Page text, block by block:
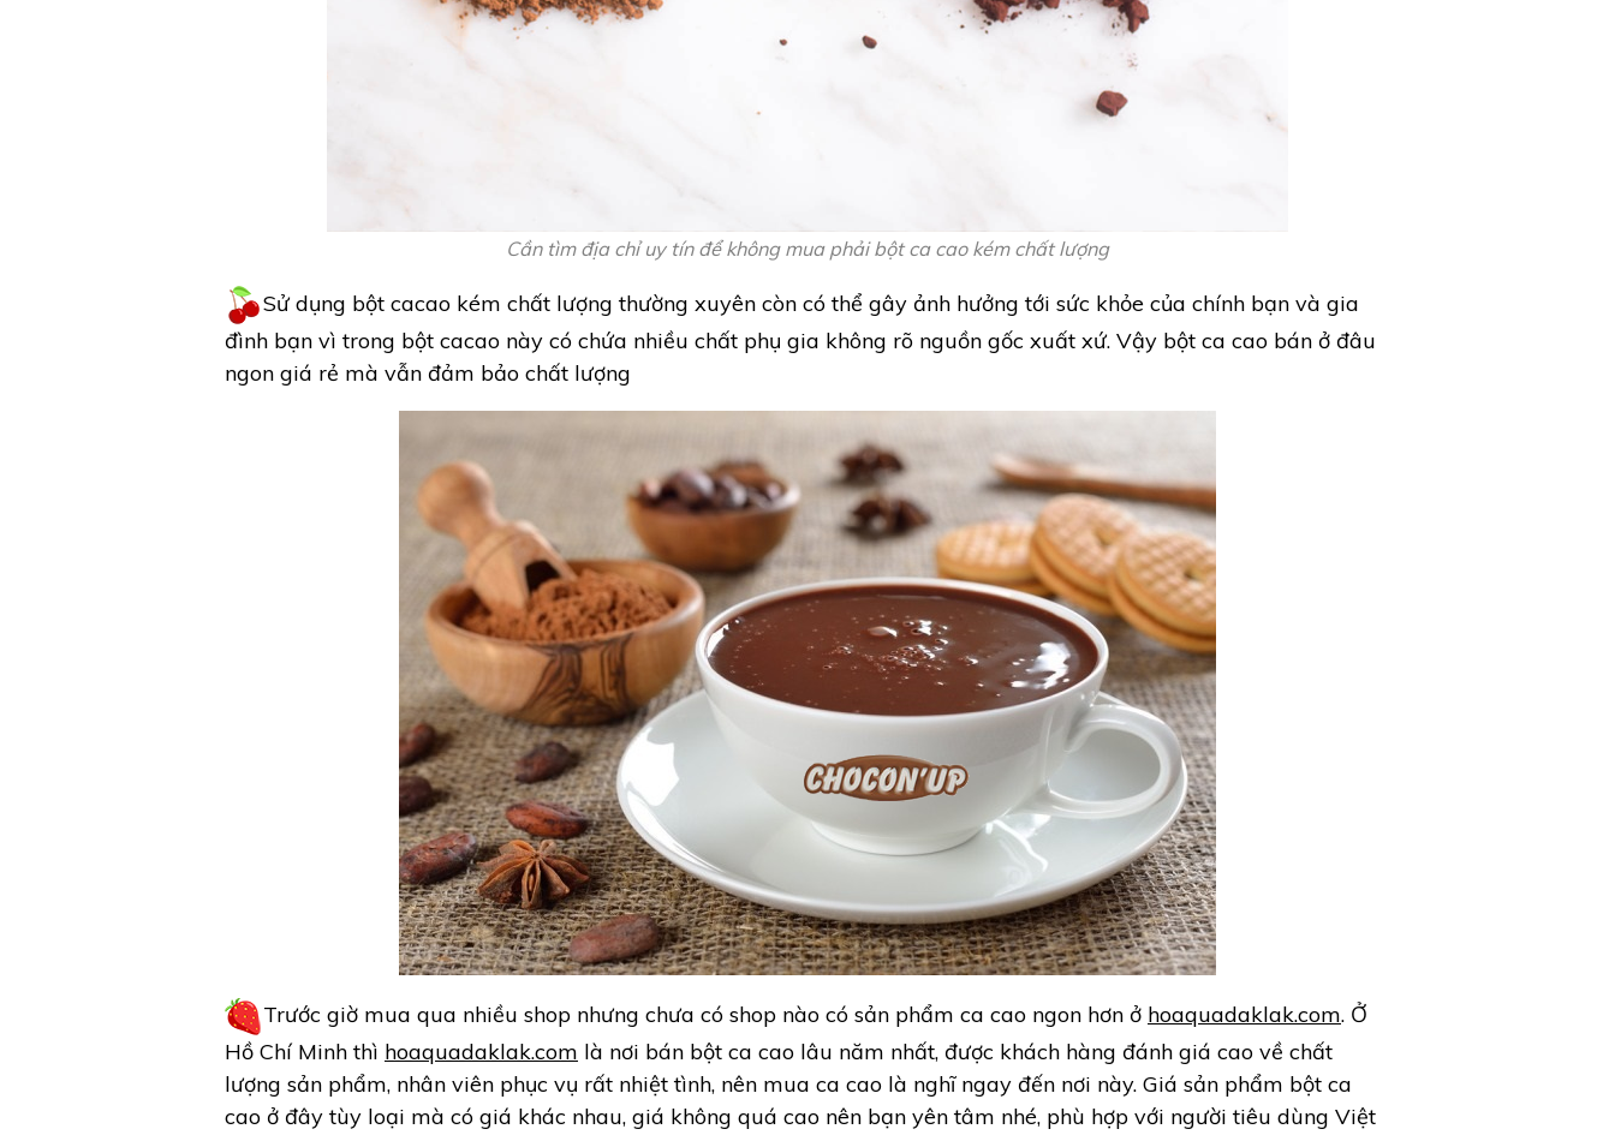
Cần tìm địa chỉ uy tín để không mua phải bột ca cao kém chất lượng
Sử dụng bột cacao kém chất lượng thường xuyên còn có thể gây ảnh hưởng tới sức khỏe của chính bạn và gia
đình bạn vì trong bột cacao này có chứa nhiều chất phụ gia không rõ nguồn gốc xuất xứ. Vậy bột ca cao bán ở đâu
ngon giá rẻ mà vẫn đảm bảo chất lượng
Trước giờ mua qua nhiều shop nhưng chưa có shop nào có sản phẩm ca cao ngon hơn ở hoaquadaklak.com. Ở
Hồ Chí Minh thì hoaquadaklak.com là nơi bán bột ca cao lâu năm nhất, được khách hàng đánh giá cao về chất
lượng sản phẩm, nhân viên phục vụ rất nhiệt tình, nên mua ca cao là nghĩ ngay đến nơi này. Giá sản phẩm bột ca
cao ở đây tùy loại mà có giá khác nhau, giá không quá cao nên bạn yên tâm nhé, phù hợp với người tiêu dùng Việt